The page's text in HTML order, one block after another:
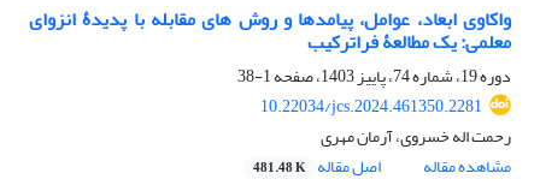
واکاوی ابعاد، عوامل، پیامدها و روش های مقابله با پدیدۀ انزوای
معلمی: یک مطالعۀ فراترکیب
دوره 19، شماره 74، پاییز 1403، صفحه
1-38
10.22034/jcs.2024.461350.2281
رحمت اله خسروی، آرمان مهری
مشاهده مقاله
اصل مقاله 481.48 K